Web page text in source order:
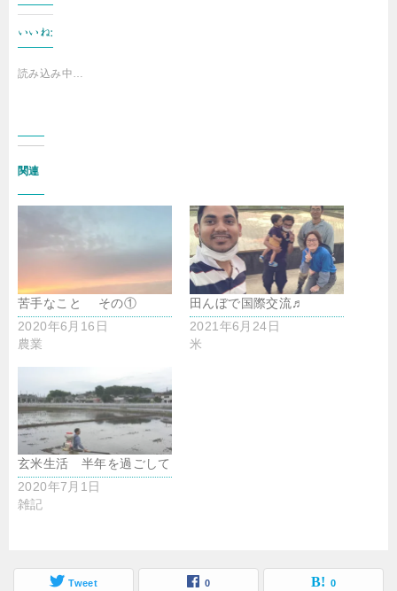
いいね:
読み込み中…
関連
苦手なこと その①
2020年6月16日
農業
田んぼで国際交流♬
2021年6月24日
米
玄米生活 半年を過ごして
2020年7月1日
雑記
Tweet 0 0